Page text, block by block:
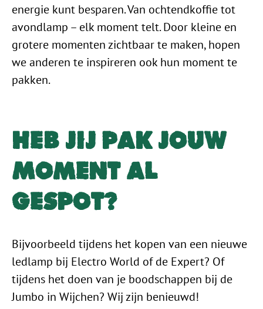
energie kunt besparen. Van ochtendkoffie tot
avondlamp – elk moment telt. Door kleine en
grotere momenten zichtbaar te maken, hopen
we anderen te inspireren ook hun moment te
pakken.
Heb jij Pak Jouw
Moment al
gespot?
Bijvoorbeeld tijdens het kopen van een nieuwe
ledlamp bij Electro World of de Expert? Of
tijdens het doen van je boodschappen bij de
Jumbo in Wijchen? Wij zijn benieuwd!